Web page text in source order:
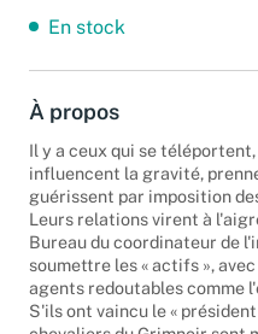
À propos
Il y a ceux qui se
influencent la gravité,
guérissent par imposition
Leurs relations virent à
Bureau du coordinateur de
soumettre les « actifs », avec
agents redoutables comme
S'ils ont vaincu le « président